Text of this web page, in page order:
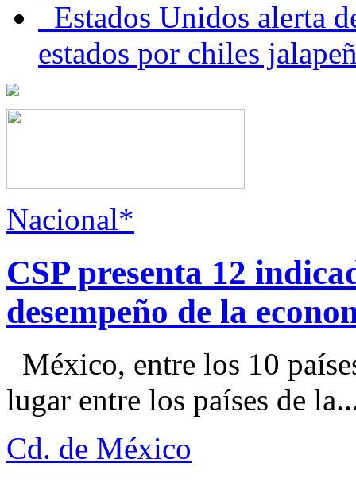
Estados Unidos alerta
estados por chiles
Nacional*
CSP presenta 12
desempeño de la
México, entre los 10
lugar entre los países de
Cd. de México